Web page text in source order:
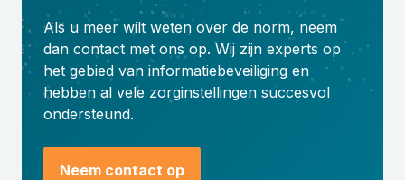
Als u meer wilt weten over de norm, neem
dan contact met ons op. Wij zijn experts op
het gebied van informatiebeveiliging en
hebben al vele zorginstellingen succesvol
ondersteund.
Neem contact op